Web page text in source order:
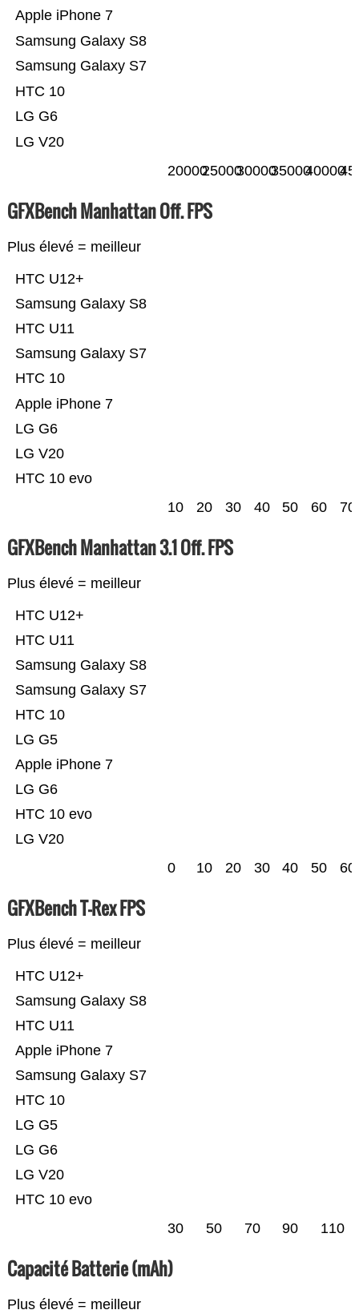
LG V20
LG G6
HTC 10
Samsung Galaxy S7
Samsung Galaxy S8
Apple iPhone 7
2000025000300003500040000
GFXBench Manhattan Off. FPS
Plus élevé = meilleur
HTC 10 evo
LG V20
LG G6
Apple iPhone 7
HTC 10
Samsung Galaxy S7
HTC U11
Samsung Galaxy S8
HTC U12+
10 20 30 40 50 60 70
GFXBench Manhattan 3.1 Off. FPS
Plus élevé = meilleur
LG V20
HTC 10 evo
LG G6
Apple iPhone 7
LG G5
HTC 10
Samsung Galaxy S7
Samsung Galaxy S8
HTC U11
HTC U12+
0 10 20 30 40 50 60
GFXBench T-Rex FPS
Plus élevé = meilleur
HTC 10 evo
LG V20
LG G6
LG G5
HTC 10
Samsung Galaxy S7
Apple iPhone 7
HTC U11
Samsung Galaxy S8
HTC U12+
30 50 70 90 110
Capacité Batterie (mAh)
Plus élevé = meilleur